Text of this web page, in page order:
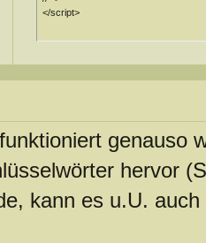
</script>
genauso
hervor
kann es u.U.